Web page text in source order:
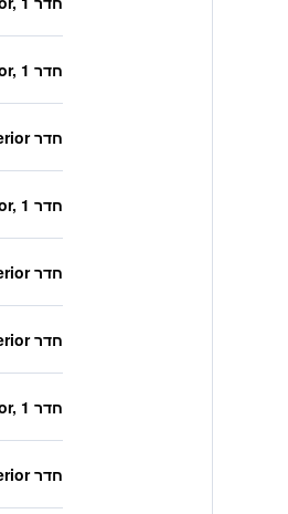
חדר Superior, 1מיטת קינג
חדר Superior, סוג המיטה לא ידוע
חדר Superior, 1מיטת קינג
חדר Superior, סוג המיטה לא ידוע
חדר Superior, סוג המיטה לא ידוע
חדר Superior, 1מיטת קינג
חדר Superior, סוג המיטה לא ידוע